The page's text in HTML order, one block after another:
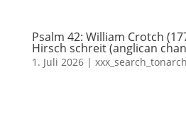
Psalm 42: William Crotch
Hirsch schreit (anglican
1. Juli 2026|